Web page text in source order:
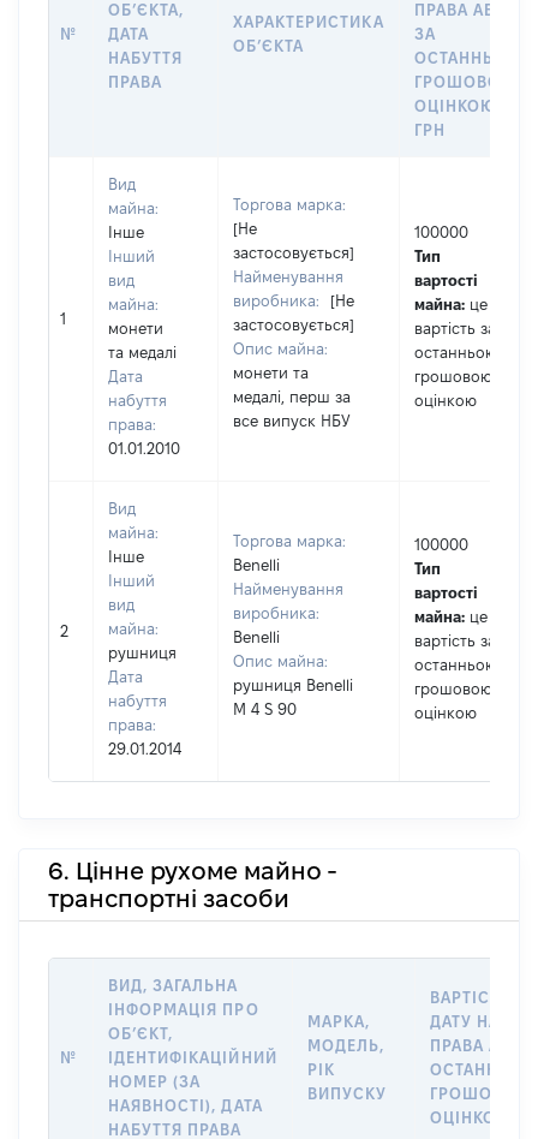
№
ОБʼЄКТА,
ДАТА
НАБУТТЯ
ПРАВА
ХАРАКТЕРИСТИКА
ОБʼЄКТА
ПРАВА АБО
ЗА
ОСТАННЬОЮ
ГРОШОВОЮ
ОЦІНКОЮ,
ГРН
1
Вид
майна:
Інше
Інший
вид
майна:
монети
та медалі
Дата
набуття
права:
01.01.2010
Торгова марка:
[Не
застосовується]
Найменування
виробника:
[Не
застосовується]
Опис майна:
монети та
медалі, перш за
все випуск НБУ
100000
Тип
вартості
майна: це
вартість за
останньою
грошовою
оцінкою
2
Вид
майна:
Інше
Інший
вид
майна:
рушниця
Дата
набуття
права:
29.01.2014
Торгова марка:
Benelli
Найменування
виробника:
Benelli
Опис майна:
рушниця Benelli
M 4 S 90
100000
Тип
вартості
майна: це
вартість за
останньою
грошовою
оцінкою
6. Цінне рухоме майно -
транспортні засоби
№
ВИД, ЗАГАЛЬНА
ІНФОРМАЦІЯ ПРО
ОБʼЄКТ,
ІДЕНТИФІКАЦІЙНИЙ
НОМЕР (ЗА
НАЯВНОСТІ), ДАТА
НАБУТТЯ ПРАВА
МАРКА,
МОДЕЛЬ,
РІК
ВИПУСКУ
ВАРТІСТЬ НА
ДАТУ
ПРАВА АБО
ГРОШОВОЮ
ОЦІНКОЮ,